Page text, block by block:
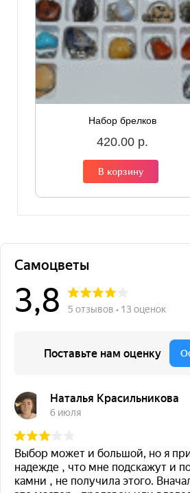
Набор брелков
420.00 р.
В корзину